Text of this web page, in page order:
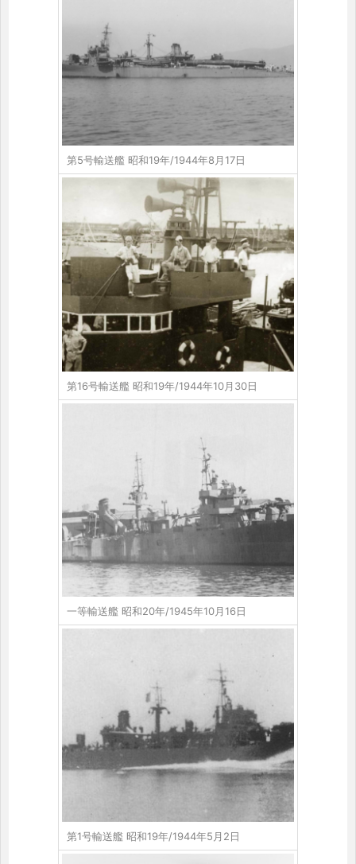
第5号輸送艦 昭和19年/1944年8月17日
第16号輸送艦 昭和19年/1944年10月30日
一等輸送艦 昭和20年/1945年10月16日
第1号輸送艦 昭和19年/1944年5月2日